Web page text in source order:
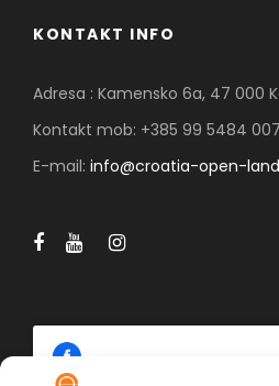
KONTAKT INFO
Adresa : Kamensko 6a, 47 000
Kontakt mob: +385 99 5484 007
E-mail: info@croatia-open-